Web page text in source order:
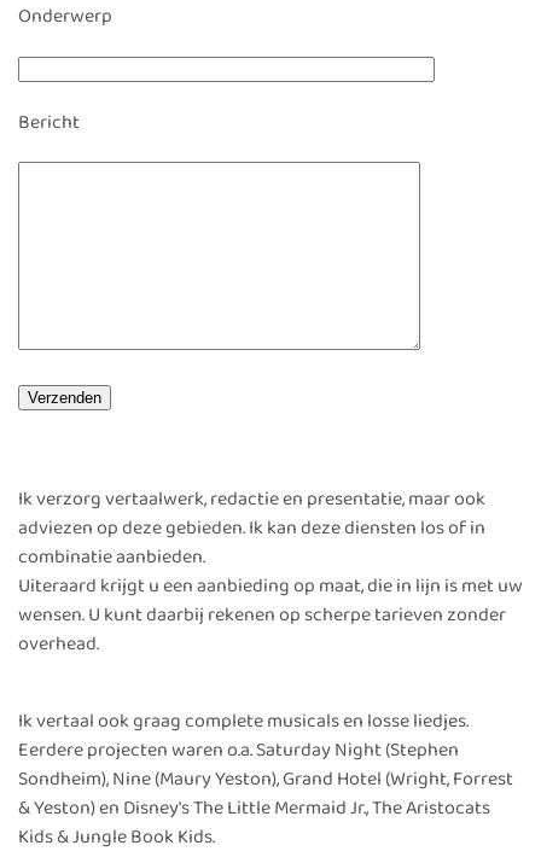
Onderwerp
Bericht
Ik verzorg vertaalwerk, redactie en presentatie, maar ook
adviezen op deze gebieden. Ik kan deze diensten los of in
combinatie aanbieden.
Uiteraard krijgt u een aanbieding op maat, die in lijn is met uw
wensen. U kunt daarbij rekenen op scherpe tarieven zonder
overhead.
Ik vertaal ook graag complete musicals en losse liedjes.
Eerdere projecten waren o.a. Saturday Night (Stephen
Sondheim), Nine (Maury Yeston), Grand Hotel (Wright, Forrest
& Yeston) en Disney's The Little Mermaid Jr., The Aristocats
Kids & Jungle Book Kids.